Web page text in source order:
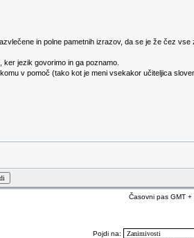
in polne pametnih izrazov, da se je že čez vse
jezik govorimo in ga poznamo.
v pomoč (tako kot je meni vsekakor učiteljica
Časovni pas GMT
Pojdi na: